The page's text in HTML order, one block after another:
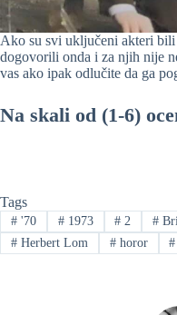
Ako su svi uključeni akteri
dogovorili onda i za njih nije
vas ako ipak odlučite da ga
Na skali od (1-6)
Tags
#'70 #1973 # 2 #
#Herbert Lom #horor #